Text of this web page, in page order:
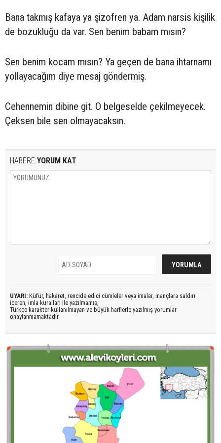
Bana takmış kafaya ya şizofren ya. Adam narsis kişilik
de bozukluğu da var. Sen benim babam mısın?
Sen benim kocam mısın? Ya geçen de bana ihtarnamı
yollayacağım diye mesaj göndermiş.
Cehennemin dibine git. O belgeselde çekilmeyecek.
Çeksen bile sen olmayacaksın.
HABERE YORUM KAT
UYARI: Küfür, hakaret, rencide edici cümleler veya imalar, inançlara saldırı
içeren, imla kuralları ile yazılmamış,
Türkçe karakter kullanılmayan ve büyük harflerle yazılmış yorumlar
onaylanmamaktadır.